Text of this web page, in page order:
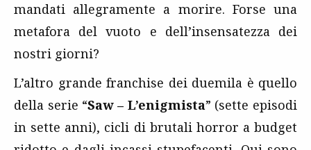
mandati allegramente a morire. Forse una
metafora del vuoto e dell’insensatezza dei
nostri giorni?
L’altro grande franchise dei duemila è quello
della serie “Saw – L’enigmista” (sette episodi
in sette anni), cicli di brutali horror a budget